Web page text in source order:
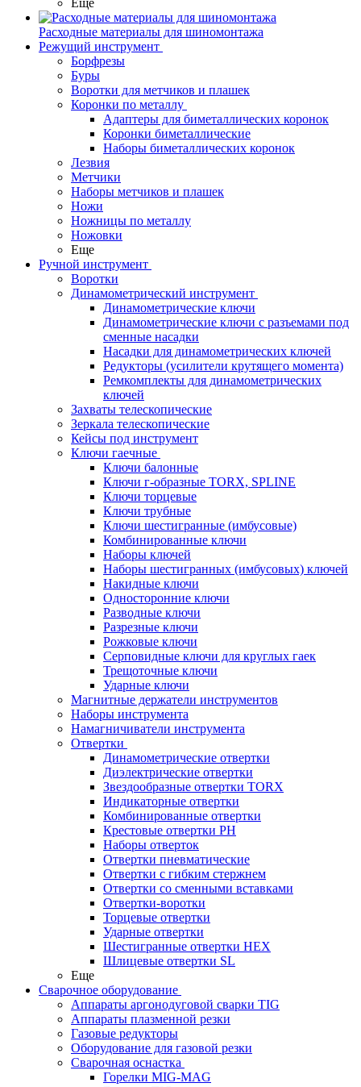
Еще
Расходные материалы для шиномонтажа
Режущий инструмент
Борфрезы
Буры
Воротки для метчиков и плашек
Коронки по металлу
Адаптеры для биметаллических коронок
Коронки биметаллические
Наборы биметаллических коронок
Лезвия
Метчики
Наборы метчиков и плашек
Ножи
Ножницы по металлу
Ножовки
Еще
Ручной инструмент
Воротки
Динамометрический инструмент
Динамометрические ключи
Динамометрические ключи с разъемами под
сменные насадки
Насадки для динамометрических ключей
Редукторы (усилители крутящего момента)
Ремкомплекты для динамометрических
ключей
Захваты телескопические
Зеркала телескопические
Кейсы под инструмент
Ключи гаечные
Ключи балонные
Ключи г-образные TORX, SPLINE
Ключи торцевые
Ключи трубные
Ключи шестигранные (имбусовые)
Комбинированные ключи
Наборы ключей
Наборы шестигранных (имбусовых) ключей
Накидные ключи
Односторонние ключи
Разводные ключи
Разрезные ключи
Рожковые ключи
Серповидные ключи для круглых гаек
Трещоточные ключи
Ударные ключи
Магнитные держатели инструментов
Наборы инструмента
Намагничиватели инструмента
Отвертки
Динамометрические отвертки
Диэлектрические отвертки
Звездообразные отвертки TORX
Индикаторные отвертки
Комбинированные отвертки
Крестовые отвертки PH
Наборы отверток
Отвертки пневматические
Отвертки с гибким стержнем
Отвертки со сменными вставками
Отвертки-воротки
Торцевые отвертки
Ударные отвертки
Шестигранные отвертки HEX
Шлицевые отвертки SL
Еще
Сварочное оборудование
Аппараты аргонодуговой сварки TIG
Аппараты плазменной резки
Газовые редукторы
Оборудование для газовой резки
Сварочная оснастка
Горелки MIG-MAG